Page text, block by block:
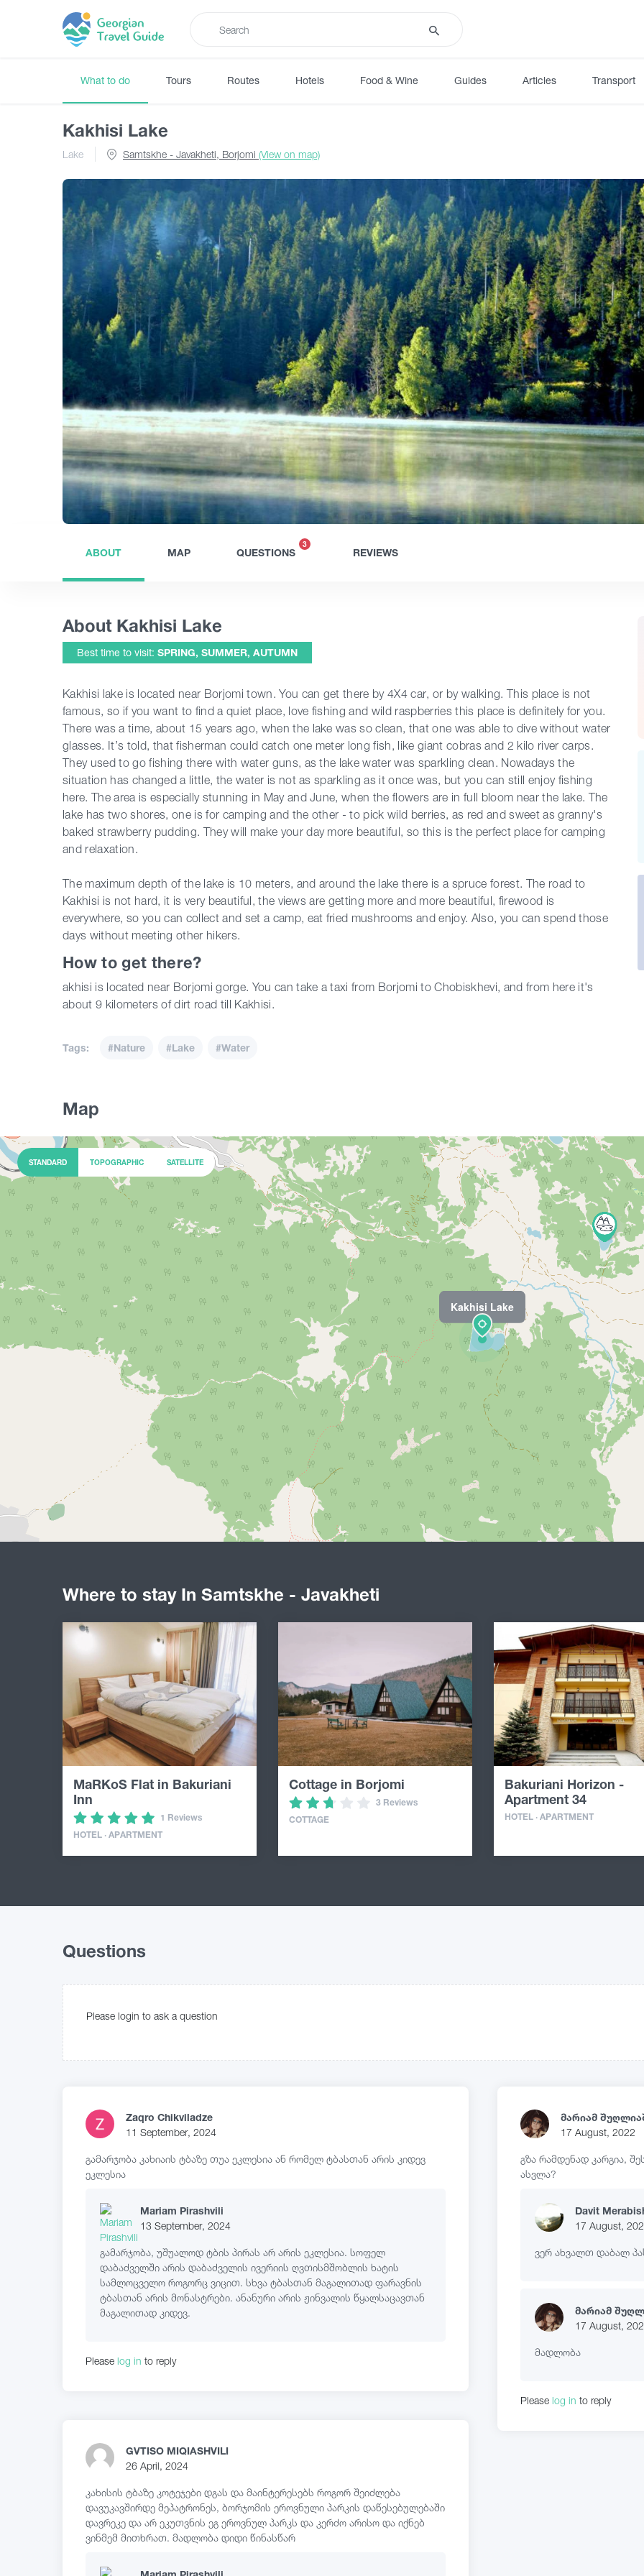
What to do Tours Routes Hotels Food & Wine Guides Articles Transport
Kakhisi Lake
Lake Samtskhe - Javakheti, Borjomi (View on map)
ABOUT MAP QUESTIONS
3
REVIEWS
About Kakhisi Lake
Best time to visit: SPRING, SUMMER, AUTUMN
Kakhisi lake is located near Borjomi town. You can get there by 4X4 car, or by walking. This place is not
famous, so if you want to find a quiet place, love fishing and wild raspberries this place is definitely for you.
There was a time, about 15 years ago, when the lake was so clean, that one was able to dive without water
glasses. It’s told, that fisherman could catch one meter long fish, like giant cobras and 2 kilo river carps.
They used to go fishing there with water guns, as the lake water was sparkling clean. Nowadays the
situation has changed a little, the water is not as sparkling as it once was, but you can still enjoy fishing
here. The area is especially stunning in May and June, when the flowers are in full bloom near the lake. The
lake has two shores, one is for camping and the other - to pick wild berries, as red and sweet as granny's
baked strawberry pudding. They will make your day more beautiful, so this is the perfect place for camping
and relaxation.
The maximum depth of the lake is 10 meters, and around the lake there is a spruce forest. The road to
Kakhisi is not hard, it is very beautiful, the views are getting more and more beautiful, firewood is
everywhere, so you can collect and set a camp, eat fried mushrooms and enjoy. Also, you can spend those
days without meeting other hikers.
How to get there?
akhisi is located near Borjomi gorge. You can take a taxi from Borjomi to Chobiskhevi, and from here it's
about 9 kilometers of dirt road till Kakhisi.
Tags: #Nature #Lake #Water
Map
Kakhisi Lake
STANDARD TOPOGRAPHIC SATELLITE
Where to stay In Samtskhe - Javakheti
MaRKoS Flat in Bakuriani
Inn
1 Reviews
HOTEL · APARTMENT
Cottage in Borjomi
3 Reviews
COTTAGE
Bakuriani Horizon -
Apartment 34
HOTEL · APARTMENT
Questions
Please login to ask a question
Zaqro Chikviladze
11 September, 2024
გამარჯობა კახიაის ტბაზე თუა ეკლესია ან რომელ ტბასთან არის კიდევ
ეკლესია
Mariam Pirashvili
13 September, 2024
გამარჯობა, უშუალოდ ტბის პირას არ არის ეკლესია. სოფელ
დაბაძველში არის დაბაძველის ივერიის ღვთისმშობლის ხატის
სამლოცველო როგორც ვიცით. სხვა ტბასთან მაგალითად ფარავნის
ტბასთან არის მონასტრები. ანანური არის ჟინვალის წყალსაცავთან
მაგალითად კიდევ.
Please log in to reply
GVTISO MIQIASHVILI
26 April, 2024
კახისის ტბაზე კოტეჯები დგას და მაინტერესებს როგორ შეიძლება
დავუკავშირდე მეპატრონეს, ბორჯომის ეროვნული პარკის დაწესებულებაში
დავრეკე და არ ეკუთვნის ეგ ეროვნულ პარკს და კერძო არისო და იქნებ
ვინმემ მითხრათ. მადლობა დიდი წინასწარ
მარიამ
17 August, 2022
გზა რამდენად კარგია,
ასვლა?
Davit
17 August,
ვერ ახვალთ დაბალ
მარიამ
17 August,
მადლობა
Please log in to reply